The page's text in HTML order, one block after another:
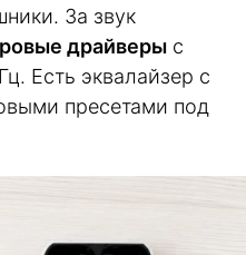
За звук
драйверы с
Есть эквалайзер с
пресетами под